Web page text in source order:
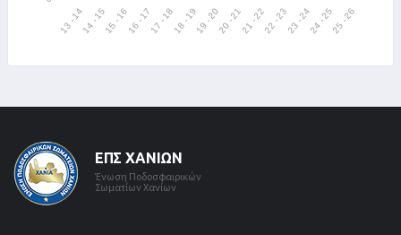
ΕΠΣ ΧΑΝΊΩΝ
Ένωση Ποδοσφαιρικών
Σωματίων Χανίων